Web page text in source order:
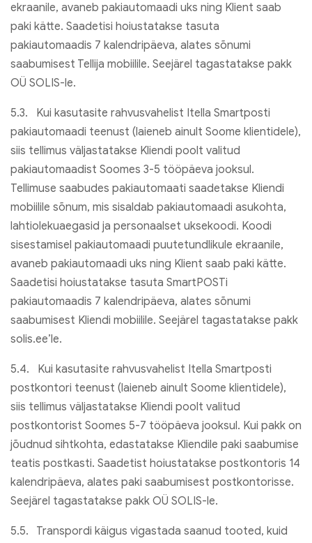
ekraanile, avaneb pakiautomaadi uks ning Klient saab
paki kätte. Saadetisi hoiustatakse tasuta
pakiautomaadis 7 kalendripäeva, alates sõnumi
saabumisest Tellija mobiilile. Seejärel tagastatakse pakk
OÜ SOLIS-le.
5.3. Kui kasutasite rahvusvahelist Itella Smartposti
pakiautomaadi teenust (laieneb ainult Soome klientidele),
siis tellimus väljastatakse Kliendi poolt valitud
pakiautomaadist Soomes 3-5 tööpäeva jooksul.
Tellimuse saabudes pakiautomaati saadetakse Kliendi
mobiilile sõnum, mis sisaldab pakiautomaadi asukohta,
lahtiolekuaegasid ja personaalset uksekoodi. Koodi
sisestamisel pakiautomaadi puutetundlikule ekraanile,
avaneb pakiautomaadi uks ning Klient saab paki kätte.
Saadetisi hoiustatakse tasuta SmartPOSTi
pakiautomaadis 7 kalendripäeva, alates sõnumi
saabumisest Kliendi mobiilile. Seejärel tagastatakse pakk
solis.ee’le.
5.4. Kui kasutasite rahvusvahelist Itella Smartposti
postkontori teenust (laieneb ainult Soome klientidele),
siis tellimus väljastatakse Kliendi poolt valitud
postkontorist Soomes 5-7 tööpäeva jooksul. Kui pakk on
jõudnud sihtkohta, edastatakse Kliendile paki saabumise
teatis postkasti. Saadetist hoiustatakse postkontoris 14
kalendripäeva, alates paki saabumisest postkontorisse.
Seejärel tagastatakse pakk OÜ SOLIS-le.
5.5. Transpordi käigus vigastada saanud tooted, kuid